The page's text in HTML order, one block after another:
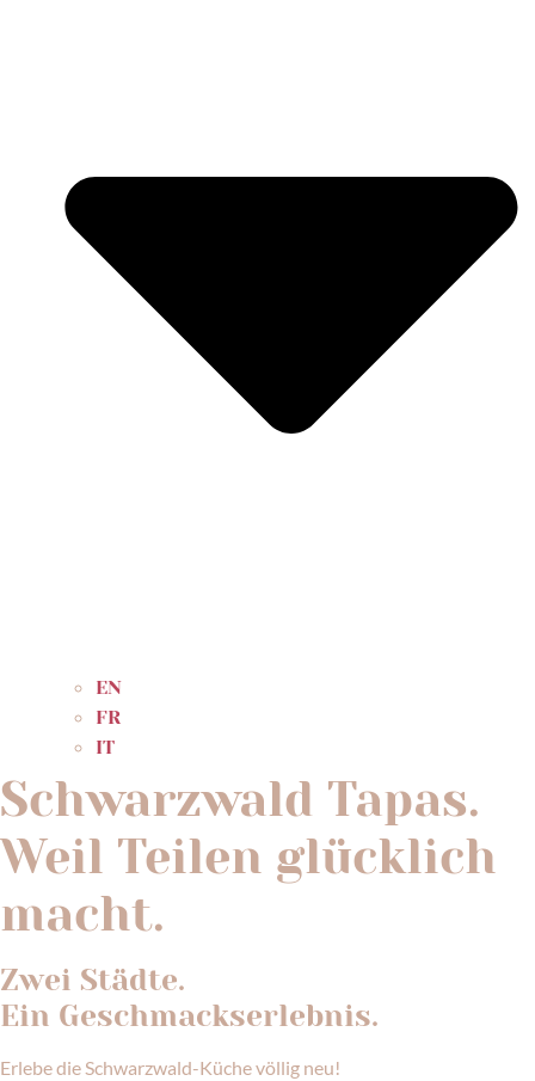
EN
FR
IT
Schwarzwald Tapas.
Weil Teilen glücklich
macht.
Zwei Städte.
Ein Geschmackserlebnis.
Erlebe die Schwarzwald-Küche völlig neu!